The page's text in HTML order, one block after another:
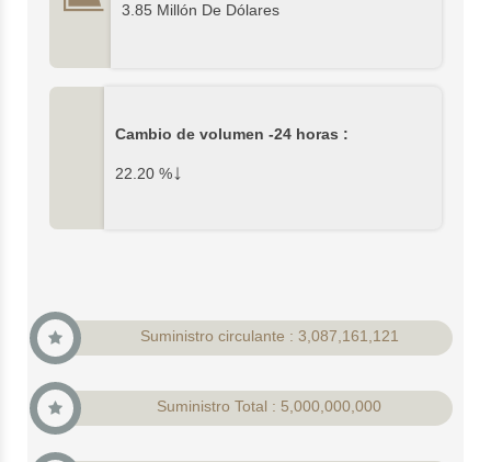
3.85 Millón De Dólares
Cambio de volumen -24 horas :
22.20 %↓
Suministro circulante : 3,087,161,121
Suministro Total : 5,000,000,000